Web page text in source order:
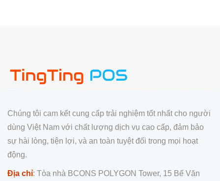
Chúng tôi cam kết cung cấp trải nghiệm tốt nhất cho người
dùng Việt Nam với chất lượng dịch vụ cao cấp, đảm bảo
sự hài lòng, tiện lợi, và an toàn tuyệt đối trong mọi hoạt
động.
Địa chỉ: Tòa nhà BCONS POLYGON Tower, 15 Bế Văn